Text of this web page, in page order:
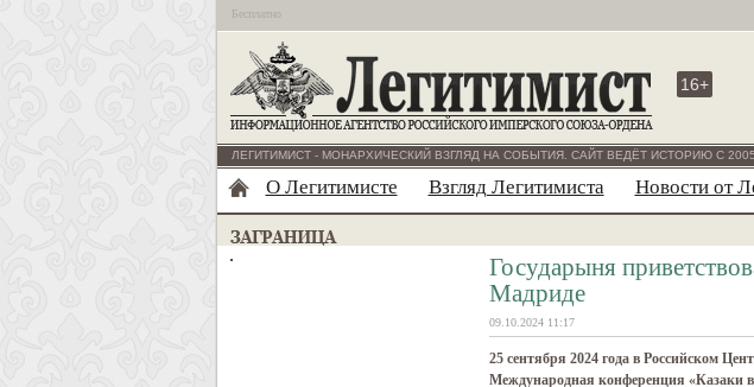
Бесплатно
16+
ЛЕГИТИМИСТ - МОНАРХИЧЕСКИЙ ВЗГЛЯД НА СОБЫТИЯ. САЙТ ВЕДЁТ ИСТОРИЮ С
О Легитимисте Взгляд Легитимиста Новости от
Государыня
Мадриде
09.10.2024 11:17
25 сентября 2024 года в Российском
Международная конференция «Казаки